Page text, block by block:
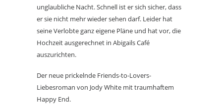
unglaubliche Nacht. Schnell ist er sich sicher, dass
er sie nicht mehr wieder sehen darf. Leider hat
seine Verlobte ganz eigene Pläne und hat vor, die
Hochzeit ausgerechnet in Abigails Café
auszurichten.
Der neue prickelnde Friends-to-Lovers-
Liebesroman von Jody White mit traumhaftem
Happy End.